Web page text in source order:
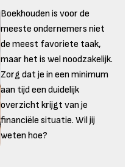
Boekhouden is voor de
meeste ondernemers niet
de meest favoriete taak,
maar het is wel noodzakelijk.
Zorg dat je in een minimum
aan tijd een duidelijk
overzicht krijgt van je
financiële situatie. Wil jij
weten hoe?